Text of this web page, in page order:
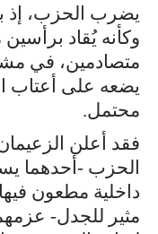
يضرب الحزب، إذ
وكأنه يُقاد
متصادمين، في
يضعه على أعتاب
محتمل.
فقد أعلن
الحزب -أحدهما
داخلية مطعون
مثير للجدل-